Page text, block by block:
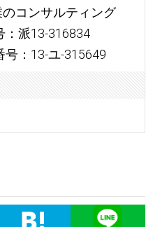
コンサルティング
：派13-316834
：13-ユ-315649